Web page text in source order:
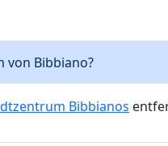
von Bibbiano?
Bibbianos